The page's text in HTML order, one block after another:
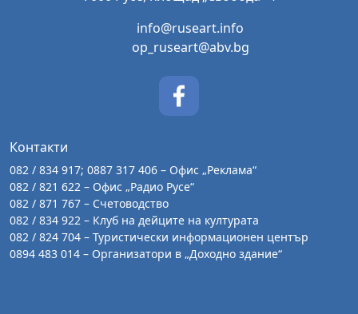
info@ruseart.info
op_ruseart@abv.bg
Контакти
082 / 834 917; 0887 317 406 – Офис „Реклама“
082 / 821 622 – Офис „Радио Русе“
082 / 871 767 – Счетоводство
082 / 834 922 – Клуб на дейците на културата
082 / 824 704 – Туристически информационен център
0894 483 014 – Организатори в „Доходно здание“